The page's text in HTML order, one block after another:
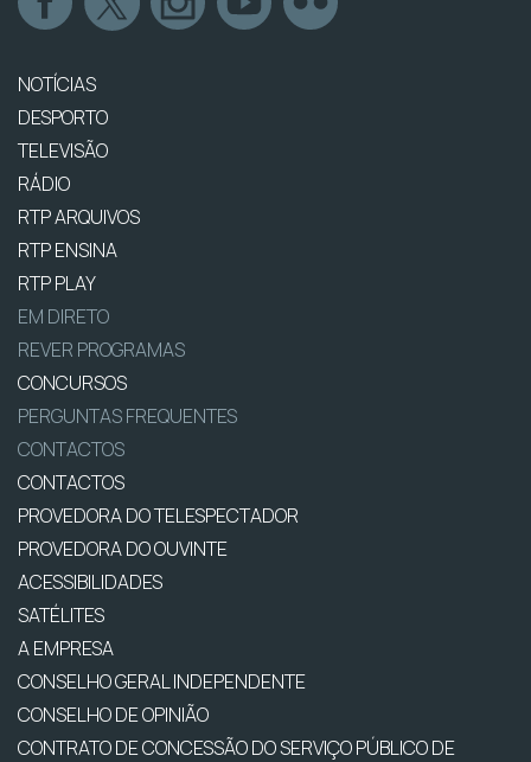
NOTÍCIAS
DESPORTO
TELEVISÃO
RÁDIO
RTP ARQUIVOS
RTP ENSINA
RTP PLAY
EM DIRETO
REVER PROGRAMAS
CONCURSOS
PERGUNTAS FREQUENTES
CONTACTOS
CONTACTOS
PROVEDORA DO TELESPECTADOR
PROVEDORA DO OUVINTE
ACESSIBILIDADES
SATÉLITES
A EMPRESA
CONSELHO GERAL INDEPENDENTE
CONSELHO DE OPINIÃO
CONTRATO DE CONCESSÃO DO SERVIÇO PÚBLICO DE